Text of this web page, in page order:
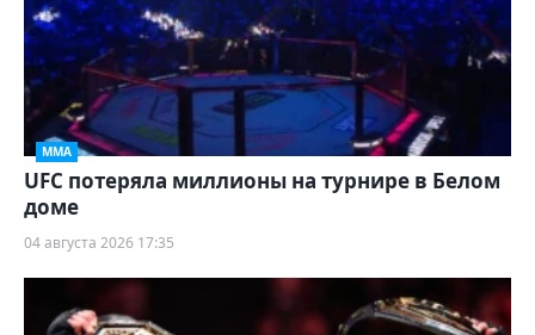
ММА
UFC потеряла миллионы на турнире в Белом
доме
04 августа 2026 17:35